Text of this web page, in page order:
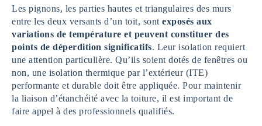
Les pignons, les parties hautes et triangulaires des murs
entre les deux versants d’un toit, sont exposés aux
variations de température et peuvent constituer des
points de déperdition significatifs. Leur isolation requiert
une attention particulière. Qu’ils soient dotés de fenêtres ou
non, une isolation thermique par l’extérieur (ITE)
performante et durable doit être appliquée. Pour maintenir
la liaison d’étanchéité avec la toiture, il est important de
faire appel à des professionnels qualifiés.